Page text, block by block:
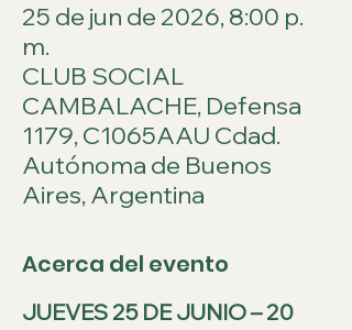
25 de jun de 2026, 8:00 p.
m.
CLUB SOCIAL
CAMBALACHE, Defensa
1179, C1065AAU Cdad.
Autónoma de Buenos
Aires, Argentina
Acerca del evento
JUEVES 25 DE JUNIO – 20